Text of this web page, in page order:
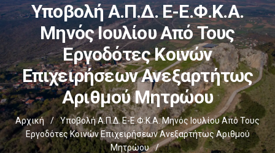
Υποβολή Α.Π.Δ. E-Ε.Φ.Κ.Α.
Μηνός Ιουλίου Από Τους
Εργοδότες Κοινών
Επιχειρήσεων Ανεξαρτήτως
Αριθμού Μητρώου
Αρχική /
Υποβολή Α.Π.Δ. E-Ε.Φ.Κ.Α. Μηνός Ιουλίου Από Τους
Εργοδότες Κοινών Επιχειρήσεων Ανεξαρτήτως Αριθμού
Μητρώου
/